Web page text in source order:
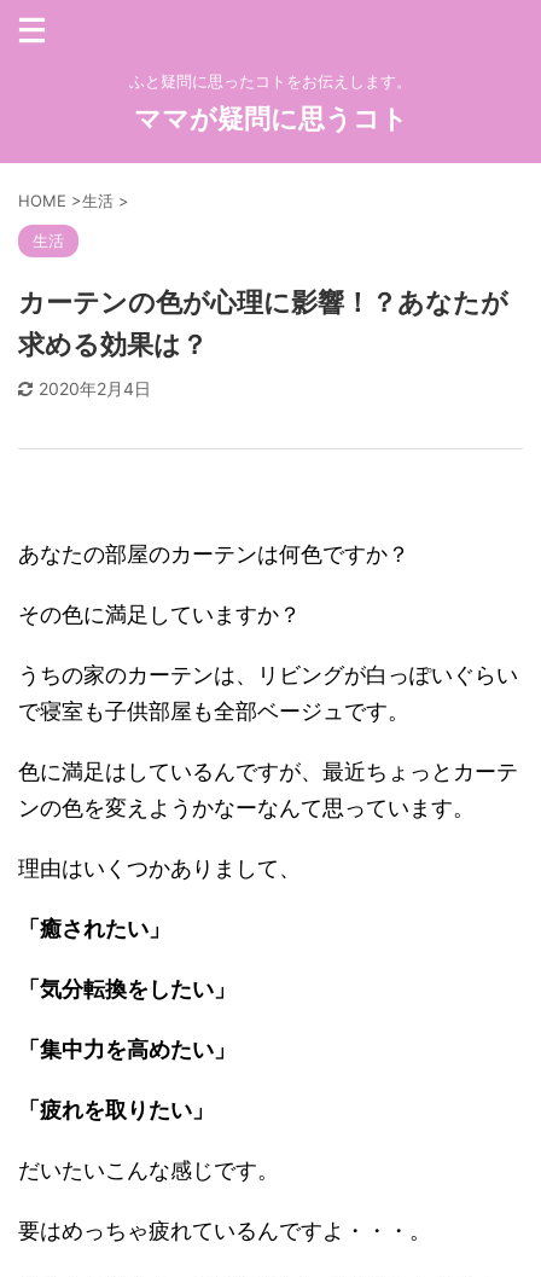
ふと疑問に思ったコトをお伝えします。
ママが疑問に思うコト
HOME >生活 >
生活
カーテンの色が心理に影響！？あなたが
求める効果は？
2020年2月4日
あなたの部屋のカーテンは何色ですか？
その色に満足していますか？
うちの家のカーテンは、リビングが白っぽいぐらい
で寝室も子供部屋も全部ベージュです。
色に満足はしているんですが、最近ちょっとカーテ
ンの色を変えようかなーなんて思っています。
理由はいくつかありまして、
「癒されたい」
「気分転換をしたい」
「集中力を高めたい」
「疲れを取りたい」
だいたいこんな感じです。
要はめっちゃ疲れているんですよ・・・。